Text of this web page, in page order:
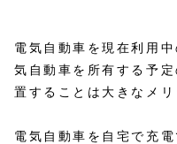
電気自動車を現在利用
気自動車を所有する予
置することは大きなメリ
電気自動車を自宅で充